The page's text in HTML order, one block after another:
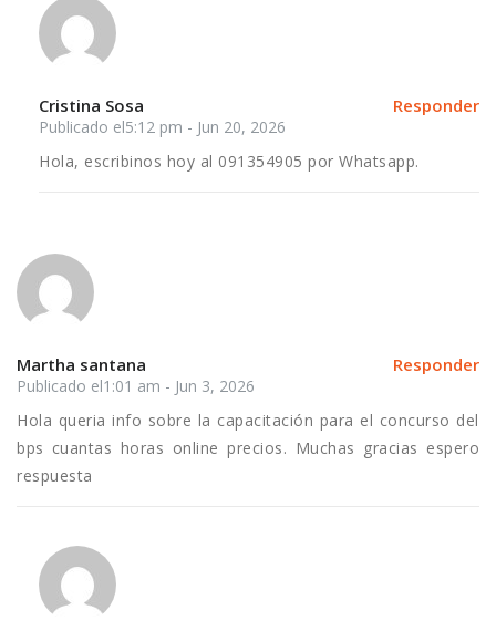
Responder
Cristina Sosa
Publicado el5:12 pm - Jun 20, 2026
Hola, escribinos hoy al 091354905 por Whatsapp.
Responder
Martha santana
Publicado el1:01 am - Jun 3, 2026
Hola queria info sobre la capacitación para el concurso del
bps cuantas horas online precios. Muchas gracias espero
respuesta